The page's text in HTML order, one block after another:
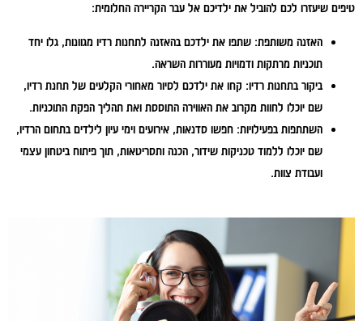
טיפים שיעזרו לכם להוביל את ילדיכם אל עבר הקריירה החלומית:
האזנה משותפת: שתפו את ילדכם בהאזנה לתחנות רדיו מגוונות, גלו יחד
תוכניות מרתקות ודמויות מעוררות השראה.
ביקור בתחנות רדיו: קחו את ילדכם לסיור מאחורי הקלעים של תחנת רדיו,
שם יוכלו לחוות מקרוב את האווירה התוססת ואת תהליך הפקת התוכניות.
השתתפות בפעילויות: חפשו סדנאות, אירועים וימי עיון לילדים בתחום הרדיו,
שם יוכלו ללמוד טכניקות שידור, הכנה ותסריטאות, תוך פיתוח ביטחון עצמי
ועבודת צוות.